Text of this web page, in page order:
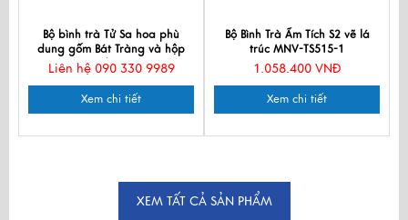
Bộ bình trà Tử Sa hoa phù
dung gốm Bát Tràng và hộp
đẹp
Liên hệ 090 330 9989
Xem chi tiết
Bộ Bình Trà Ấm Tích S2 vẽ lá
trúc MNV-TS515-1
1.058.400 VNĐ
Xem chi tiết
XEM TẤT CẢ SẢN PHẨM